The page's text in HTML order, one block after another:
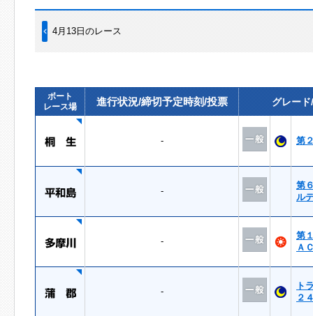
4月13日のレース
ボート
レース場
進行状況/締切予定時刻/投票 グレー
- 第
-
第
ル
-
第
Ａ
-
ト
２